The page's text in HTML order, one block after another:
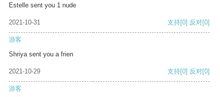
Estelle sent you 1 nude
2021-10-31 支持[0] 反对[0]
游客
Shriya sent you a frien
2021-10-29 支持[0] 反对[0]
游客